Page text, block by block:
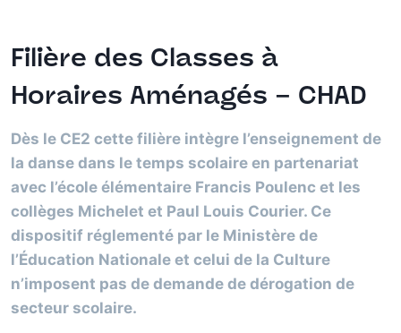
Filière des Classes à
Horaires Aménagés – CHAD
Dès le CE2 cette filière intègre l’enseignement de
la danse dans le temps scolaire en partenariat
avec l’école élémentaire Francis Poulenc et les
collèges Michelet et Paul Louis Courier. Ce
dispositif réglementé par le Ministère de
l’Éducation Nationale et celui de la Culture
n’imposent pas de demande de dérogation de
secteur scolaire.